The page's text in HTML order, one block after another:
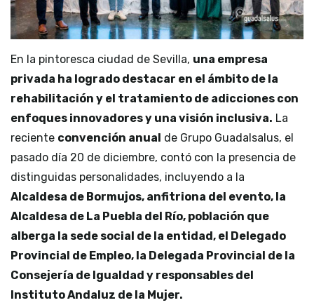
En la pintoresca ciudad de Sevilla, una empresa
privada ha logrado destacar en el ámbito de la
rehabilitación y el tratamiento de adicciones con
enfoques innovadores y una visión inclusiva. La
reciente convención anual de Grupo Guadalsalus, el
pasado día 20 de diciembre, contó con la presencia de
distinguidas personalidades, incluyendo a la
Alcaldesa de Bormujos, anfitriona del evento, la
Alcaldesa de La Puebla del Río, población que
alberga la sede social de la entidad, el Delegado
Provincial de Empleo, la Delegada Provincial de la
Consejería de Igualdad y responsables del
Instituto Andaluz de la Mujer.